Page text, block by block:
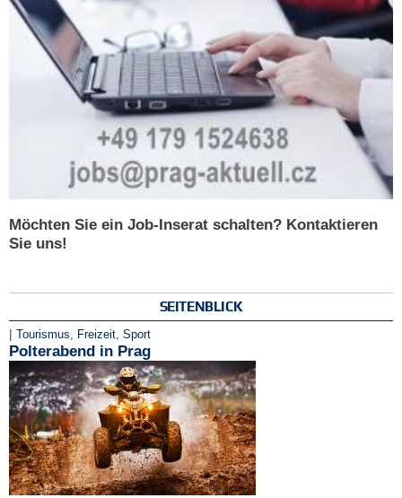
Möchten Sie ein Job-Inserat schalten? Kontaktieren
Sie uns!
SEITENBLICK
| Tourismus Freizeit, Sport
Polterabend in Prag